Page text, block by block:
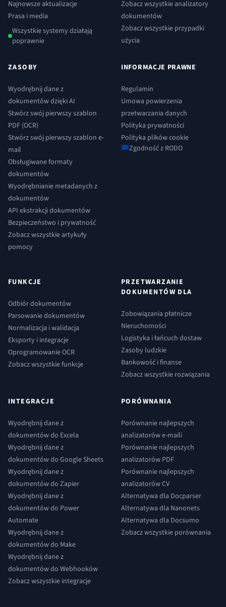
Najnowsze aktualizacje
Prasa i media
Wszystkie systemy działają
poprawnie
Zobacz wszystkie analizatory
dokumentów
Zobacz wszystkie przypadki
użycia
ZASOBY
Wyodrębnij dane z
dokumentów dzięki AI
Stwórz swój pierwszy szablon
PDF (OCR)
Stwórz swój pierwszy szablon e-
mail
Obsługiwane formaty
dokumentów
Wyodrębnianie metadanych z
dokumentów
API ekstrakcji dokumentów
Bezpieczeństwo i prywatność
Zobacz wszystkie artykuły
pomocy
INFORMACJE PRAWNE
Regulamin
Umowa powierzenia
przetwarzania danych
Polityka prywatności
Polityka plików cookie
Zgodność z RODO
FUNKCJE
Odbiór dokumentów
Parsowanie dokumentów
Normalizacja i walidacja
Eksporty i integracje
Oprogramowanie OCR
Zobacz wszystkie funkcje
PRZETWARZANIE
DOKUMENTÓW DLA
Zobowiązania płatnicze
Nieruchomości
Logistyka i łańcuch dostaw
Zasoby ludzkie
Bankowość i finanse
Zobacz wszystkie rozwiązania
INTEGRACJE
Wyodrębnij dane z
dokumentów do Excela
Wyodrębnij dane z
dokumentów do Google Sheets
Wyodrębnij dane z
dokumentów do Zapier
Wyodrębnij dane z
dokumentów do Power
Automate
Wyodrębnij dane z
dokumentów do Make
Wyodrębnij dane z
dokumentów do Webhooków
Zobacz wszystkie integracje
PORÓWNANIA
Porównanie najlepszych
analizatorów e-maili
Porównanie najlepszych
analizatorów PDF
Porównanie najlepszych
analizatorów CV
Alternatywa dla Docparser
Alternatywa dla Nanonets
Alternatywa dla Docsumo
Zobacz wszystkie porównania